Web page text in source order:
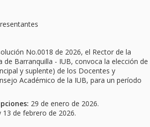
No.0018 de 2026, el Rector de la
de Barranquilla - IUB, convoca la elección de
y suplente) de los Docentes y
Académico de la IUB, para un período
29 de enero de 2026.
13 de febrero de 2026.